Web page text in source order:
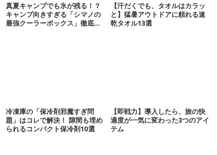
真夏キャンプでも氷が残る！？
キャンプ向きすぎる「シマノの
最強クーラーボックス」徹底解
【汗だくでも、タオルはカラッ
と】猛暑アウトドアに頼れる速
乾タオル13選
冷凍庫の「保冷剤邪魔すぎ問
題」はコレで解決！ 隙間も埋め
られるコンパクト保冷剤10選
【即戦力】導入したら、旅の快
適度が一気に変わった3つのアイ
テム